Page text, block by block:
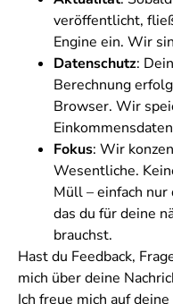
veröffentlicht,
Engine ein. Wir
Datenschutz:
Berechnung
Browser. Wir
Fokus: Wir
Wesentliche.
Müll – einfach
das du für deine
brauchst.
Hast du Feedback,
mich über deine
Ich freue mich auf